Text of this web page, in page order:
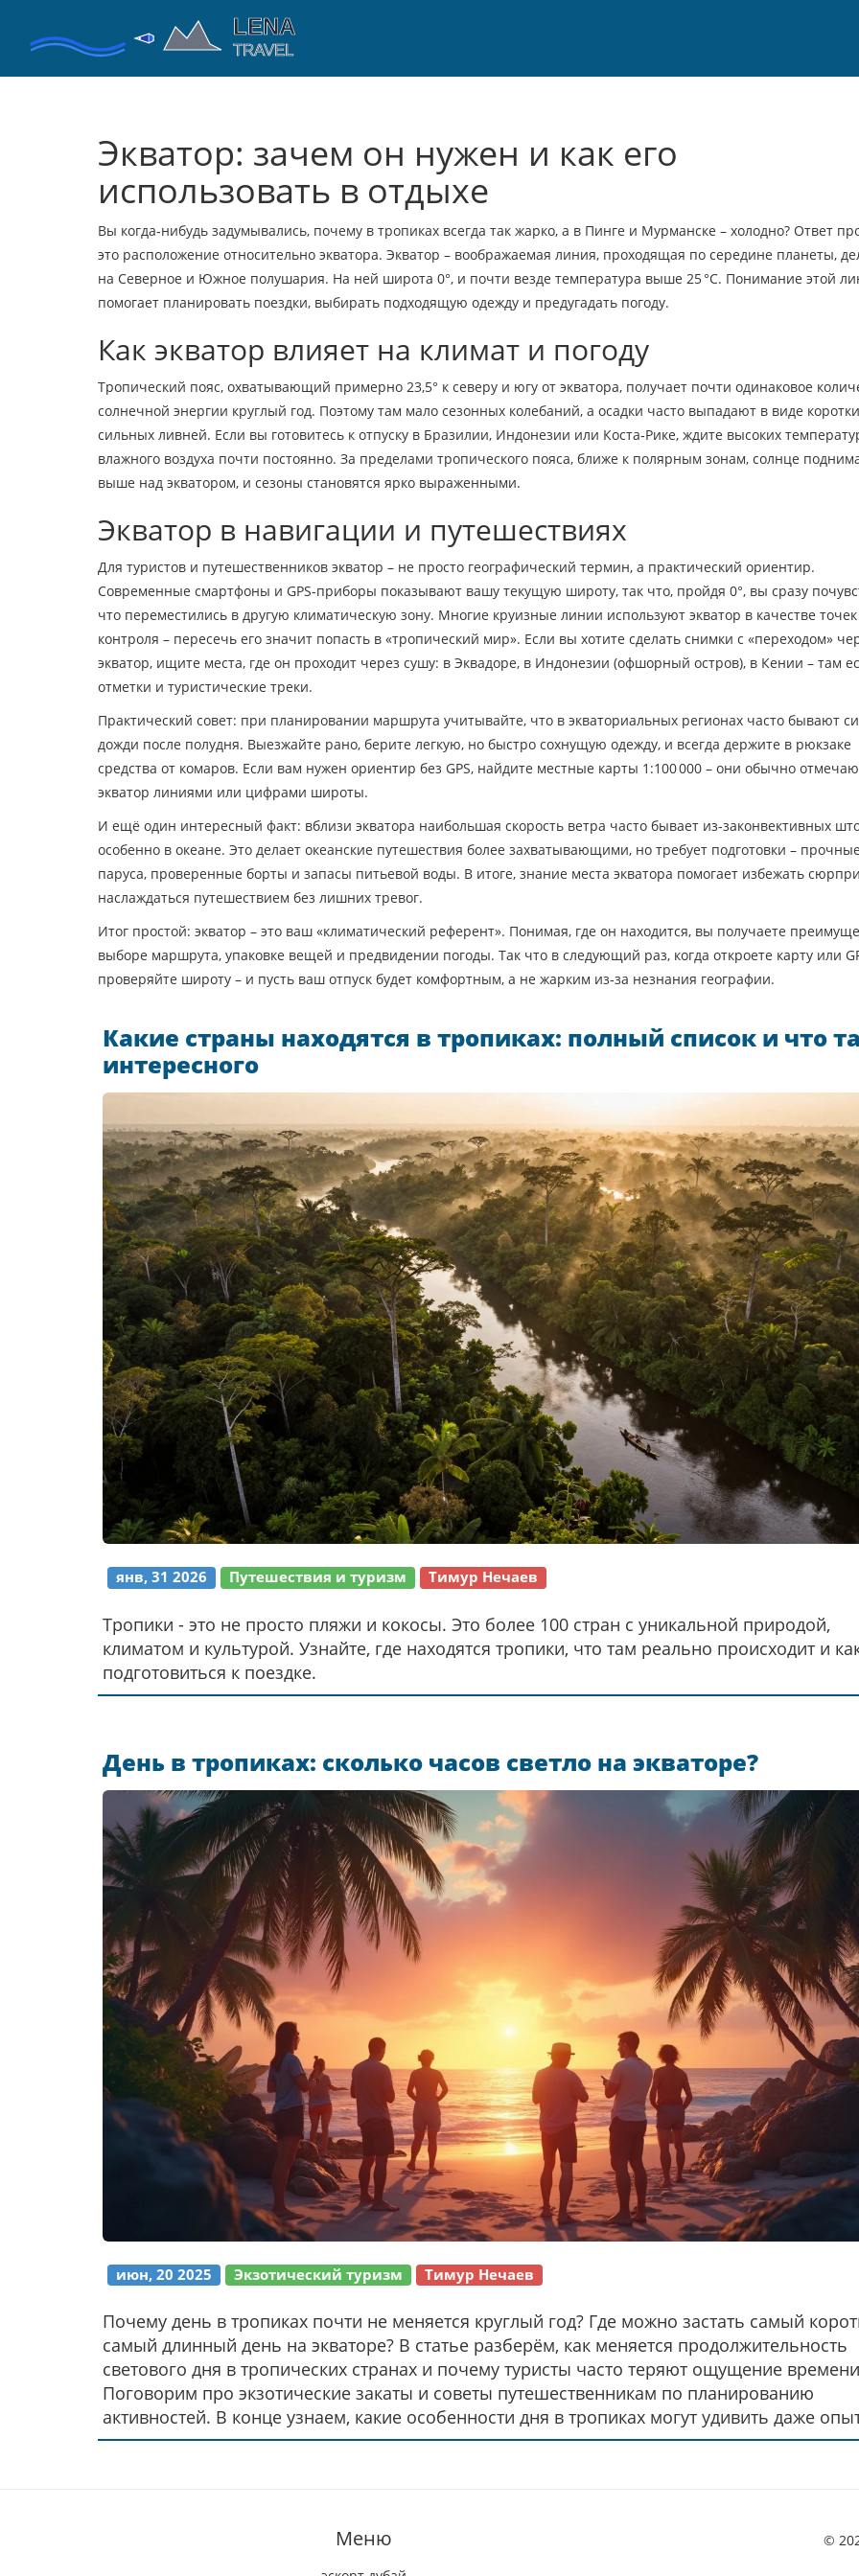
Экватор: зачем он нужен и как его
использовать в отдыхе
Вы когда‑нибудь задумывались, почему в тропиках всегда так жарко, а в Пинге и Мурманске – холодно? Ответ
это расположение относительно экватора. Экватор – воображаемая линия, проходящая по середине планеты,
на Северное и Южное полушария. На ней широта 0°, и почти везде температура выше 25 °C. Понимание этой
помогает планировать поездки, выбирать подходящую одежду и предугадать погоду.
Как экватор влияет на климат и погоду
Тропический пояс, охватывающий примерно 23,5° к северу и югу от экватора, получает почти одинаковое
солнечной энергии круглый год. Поэтому там мало сезонных колебаний, а осадки часто выпадают в виде
сильных ливней. Если вы готовитесь к отпуску в Бразилии, Индонезии или Коста‑Рике, ждите высоких
влажного воздуха почти постоянно. За пределами тропического пояса, ближе к полярным зонам, солнце
выше над экватором, и сезоны становятся ярко выраженными.
Экватор в навигации и путешествиях
Для туристов и путешественников экватор – не просто географический термин, а практический ориентир.
Современные смартфоны и GPS‑приборы показывают вашу текущую широту, так что, пройдя 0°, вы сразу
что переместились в другую климатическую зону. Многие круизные линии используют экватор в качестве точек
контроля – пересечь его значит попасть в «тропический мир». Если вы хотите сделать снимки с «переходом»
экватор, ищите места, где он проходит через сушу: в Эквадоре, в Индонезии (офшорный остров), в Кении – там
отметки и туристические треки.
Практический совет: при планировании маршрута учитывайте, что в экваториальных регионах часто бывают
дожди после полудня. Выезжайте рано, берите легкую, но быстро сохнущую одежду, и всегда держите в рюкзаке
средства от комаров. Если вам нужен ориентир без GPS, найдите местные карты 1:100 000 – они обычно
экватор линиями или цифрами широты.
И ещё один интересный факт: вблизи экватора наибольшая скорость ветра часто бывает из‑законвективных
особенно в океане. Это делает океанские путешествия более захватывающими, но требует подготовки –
паруса, проверенные борты и запасы питьевой воды. В итоге, знание места экватора помогает избежать
наслаждаться путешествием без лишних тревог.
Итог простой: экватор – это ваш «климатический референт». Понимая, где он находится, вы получаете
выборе маршрута, упаковке вещей и предвидении погоды. Так что в следующий раз, когда откроете карту или
проверяйте широту – и пусть ваш отпуск будет комфортным, а не жарким из‑за незнания географии.
Какие страны находятся в тропиках: полный список и что
интересного
янв, 31 2026 Путешествия и туризм Тимур Нечаев
Тропики - это не просто пляжи и кокосы. Это более 100 стран с уникальной природой,
климатом и культурой. Узнайте, где находятся тропики, что там реально происходит и
подготовиться к поездке.
День в тропиках: сколько часов светло на экваторе?
июн, 20 2025 Экзотический туризм Тимур Нечаев
Почему день в тропиках почти не меняется круглый год? Где можно застать самый
самый длинный день на экваторе? В статье разберём, как меняется продолжительность
светового дня в тропических странах и почему туристы часто теряют ощущение
Поговорим про экзотические закаты и советы путешественникам по планированию
активностей. В конце узнаем, какие особенности дня в тропиках могут удивить даже
путешественников.
Меню ©